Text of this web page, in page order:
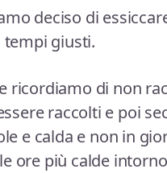
deciso di
tempi giusti.
ricordiamo di non
raccolti e poi
e calda e non in
ore più calde